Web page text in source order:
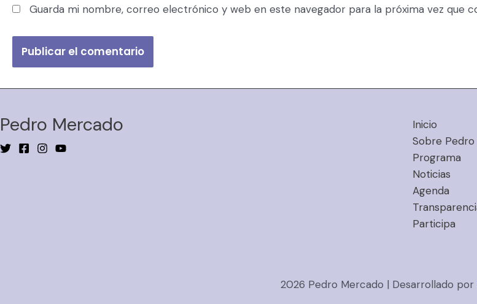
Guarda mi nombre, correo electrónico y web en este navegador para la próxima vez que
Pedro Mercado
Inicio
Sobre
Programa
Noticias
Agenda
Participa
2026 Pedro Mercado | Desarrollado por